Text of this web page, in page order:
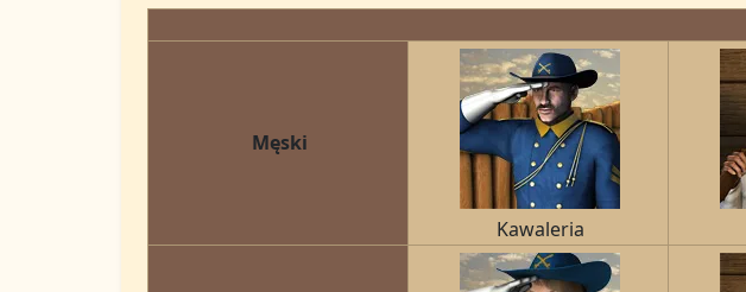
Męski
Kawaleria